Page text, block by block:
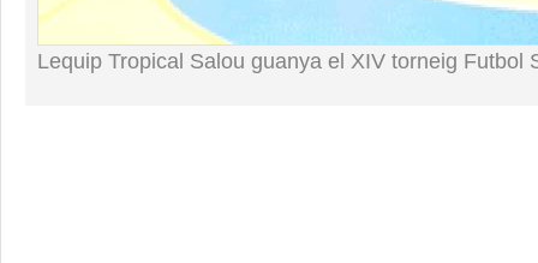
Lequip Tropical Salou guanya el XIV torneig Futbol